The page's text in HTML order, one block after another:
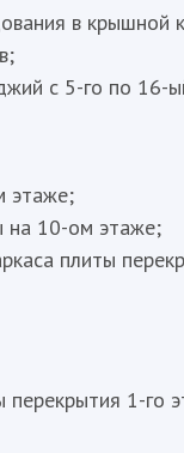
в крышной
с 5-го по 16-
этаже;
на 10-ом этаже;
плиты
перекрытия 1-го